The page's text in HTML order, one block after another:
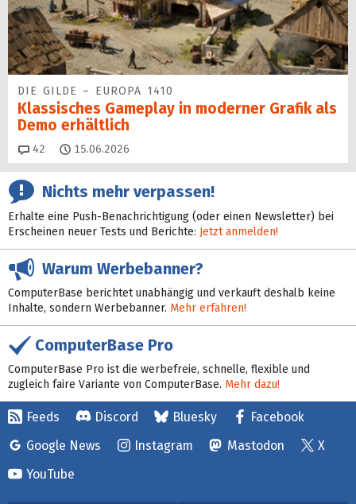
DIE GILDE – EUROPA 1410
Klassisches Gameplay in moderner Grafik als
Demo erhältlich
42 Kommentare
15.06.2026
Nichts mehr verpassen!
Erhalte eine Push-Benachrichtigung (oder einen Newsletter) bei
Erscheinen neuer Tests und Berichte: Jetzt anmelden!
Warum Werbebanner?
ComputerBase berichtet unabhängig und verkauft deshalb keine
Inhalte, sondern Werbebanner. Mehr erfahren!
ComputerBase Pro
ComputerBase Pro ist die werbefreie, schnelle, flexible und
zugleich faire Variante von ComputerBase. Mehr dazu!
Feeds Discord Bluesky
Facebook
Google News
Instagram Mastodon
X
YouTube